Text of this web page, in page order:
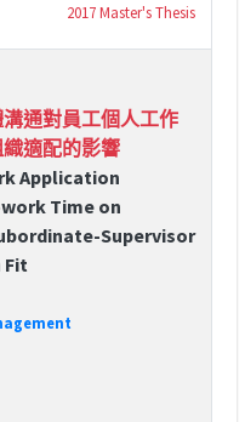
2017 Master's Thesis
通對員工個人工作
適配的影響
Application
Time on
Supervisor
Fit